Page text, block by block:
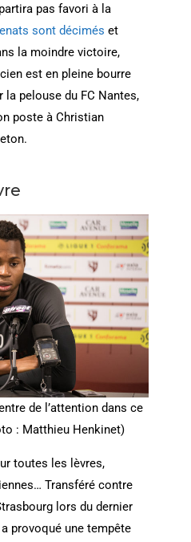
pas favori à la
sont décimés et
la moindre victoire,
est en pleine bourre
pelouse du FC Nantes,
poste à Christian
de l’attention dans ce
: Matthieu Henkinet)
toutes les lèvres,
Transféré contre
lors du dernier
provoqué une tempête